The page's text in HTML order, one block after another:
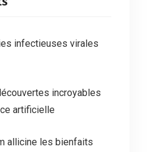
infectieuses virales
incroyables
artificielle
allicine les bienfaits